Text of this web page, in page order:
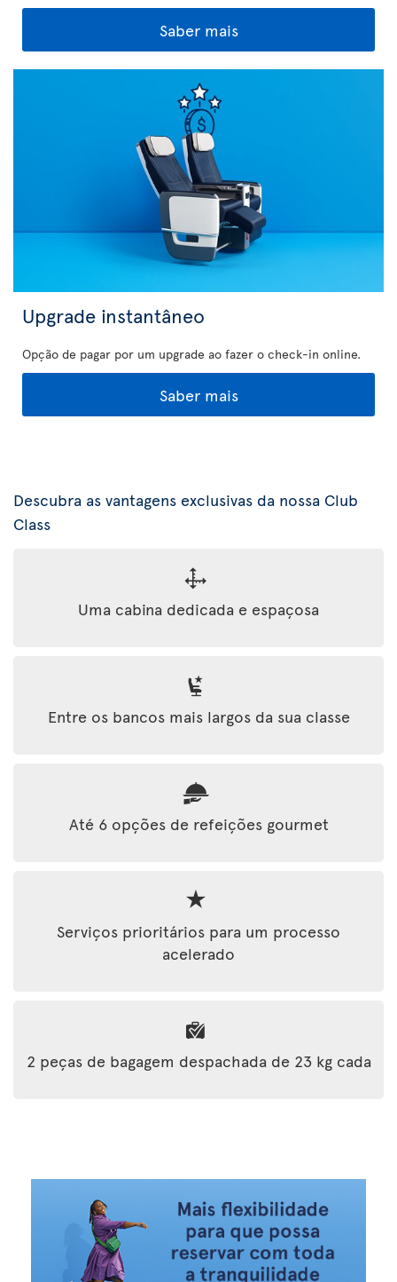
Saber mais
Upgrade instantâneo
Opção de pagar por um upgrade ao fazer o check-in online.
Saber mais
Descubra as vantagens exclusivas da nossa Club
Class
Uma cabina dedicada e espaçosa
Entre os bancos mais largos da sua classe
Até 6 opções de refeições gourmet
Serviços prioritários para um processo
acelerado
2 peças de bagagem despachada de 23 kg cada